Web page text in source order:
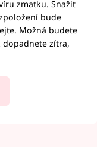
zmatku. Snažit
bude
Možná budete
zítra,